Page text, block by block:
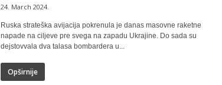
24. March 2024.
Ruska strateška avijacija pokrenula je danas masovne raketne
napade na ciljeve pre svega na zapadu Ukrajine. Do sada su
dejstovvala dva talasa bombardera u...
Opširnije